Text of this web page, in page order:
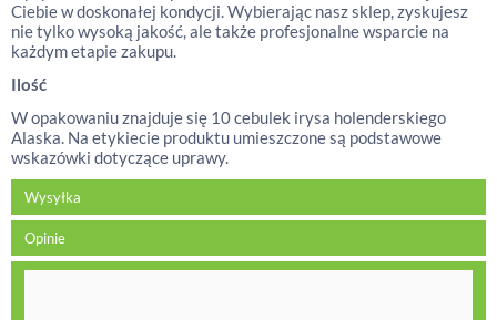
Ciebie w doskonałej kondycji. Wybierając nasz sklep, zyskujesz
nie tylko wysoką jakość, ale także profesjonalne wsparcie na
każdym etapie zakupu.
Ilość
W opakowaniu znajduje się 10 cebulek irysa holenderskiego
Alaska. Na etykiecie produktu umieszczone są podstawowe
wskazówki dotyczące uprawy.
Wysyłka
Opinie